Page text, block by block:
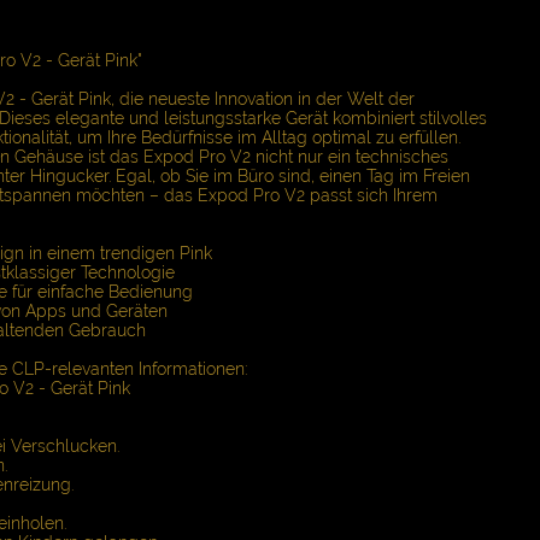
V2 - Gerät Pink"
- Gerät Pink, die neueste Innovation in der Welt der
elegante und leistungsstarke Gerät kombiniert stilvolles
um Ihre Bedürfnisse im Alltag optimal zu erfüllen.
Gehäuse ist das Expod Pro V2 nicht nur ein technisches
Hingucker. Egal, ob Sie im Büro sind, einen Tag im Freien
möchten – das Expod Pro V2 passt sich Ihrem
in einem trendigen Pink
Technologie
für einfache Bedienung
Apps und Geräten
Gebrauch
CLP-relevanten Informationen:
V2 - Gerät Pink
Verschlucken.